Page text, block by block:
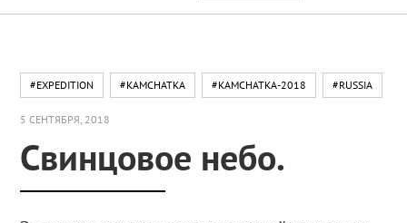
#EXPEDITION #KAMCHATKA #KAMCHATKA-2018 #RUSSIA
5 СЕНТЯБРЯ, 2018
Свинцовое небо.